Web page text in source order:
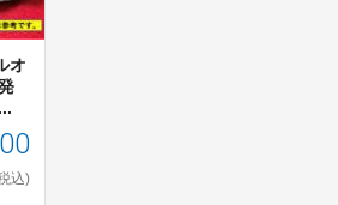
オ
込)